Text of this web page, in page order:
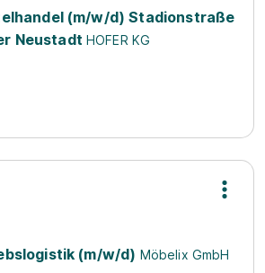
(m/w/d) Stadionstraße
Neustadt HOFER KG
(m/w/d) Möbelix GmbH